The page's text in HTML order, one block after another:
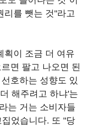
리를 뺏는 것"라고
획이 조금 더 여유
면 팔고 나오면 된
호하는 성향도 있
해주려고 하냐'는
는 거는 소비자들
었습니다. 또 "당